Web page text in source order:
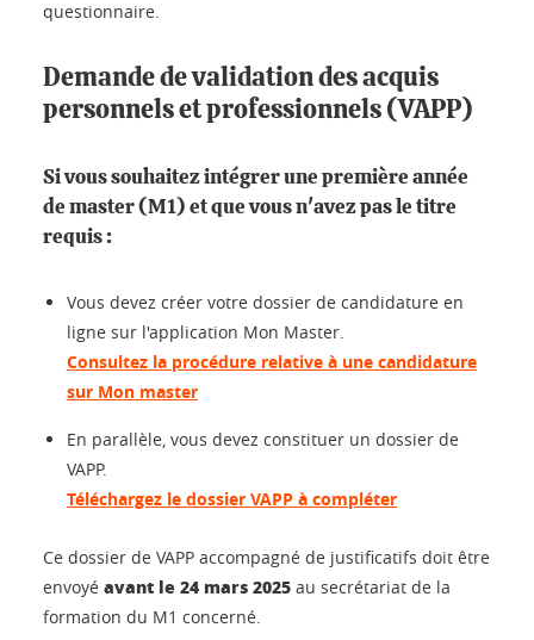
questionnaire.
Demande de validation des acquis
personnels et professionnels (VAPP)
Si vous souhaitez intégrer une première année
de master (M1) et que vous n'avez pas le titre
requis :
Vous devez créer votre dossier de candidature en
ligne sur l'application Mon Master.
Consultez la procédure relative à une candidature
sur Mon master
En parallèle, vous devez constituer un dossier de
VAPP.
Téléchargez le dossier VAPP à compléter
Ce dossier de VAPP accompagné de justificatifs doit être
envoyé avant le 24 mars 2025 au secrétariat de la
formation du M1 concerné.